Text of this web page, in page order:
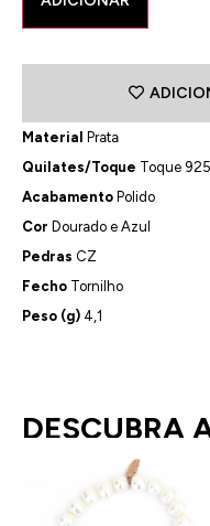
Material Prata
Quilates/Toque Toque 925
Acabamento Polido
Cor Dourado e Azul
Pedras CZ
Fecho Tornilho
Peso (g) 4,1
DESCUBRA